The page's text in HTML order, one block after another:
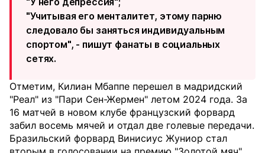
"Учитывая его менталитет, этому парню
следовало бы заняться индивидуальным
спортом", - пишут фанаты в социальных
сетях.
Отметим, Килиан Мбаппе перешел в мадридский
"Реал" из "Пари Сен-Жермен" летом 2024 года. За
16 матчей в новом клубе французский форвард
забил восемь мячей и отдал две голевые передачи.
Бразильский форвард Винисиус Жуниор стал